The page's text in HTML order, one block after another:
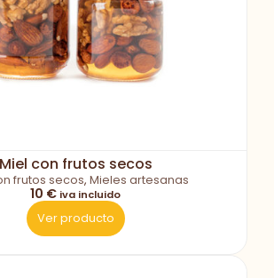
Miel con frutos secos
frutos secos, Mieles artesanas
10 € iva incluido
Ver producto